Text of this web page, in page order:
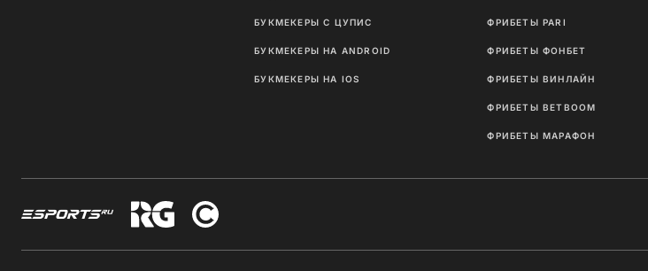
БУКМЕКЕРЫ С ЦУПИС
БУКМЕКЕРЫ НА ANDROID
БУКМЕКЕРЫ НА IOS
ФРИБЕТЫ PARI
ФРИБЕТЫ ФОНБЕТ
ФРИБЕТЫ ВИНЛАЙН
ФРИБЕТЫ BETBOOM
ФРИБЕТЫ МАРАФОН